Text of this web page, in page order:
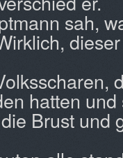
sah,
hatten
Brust und